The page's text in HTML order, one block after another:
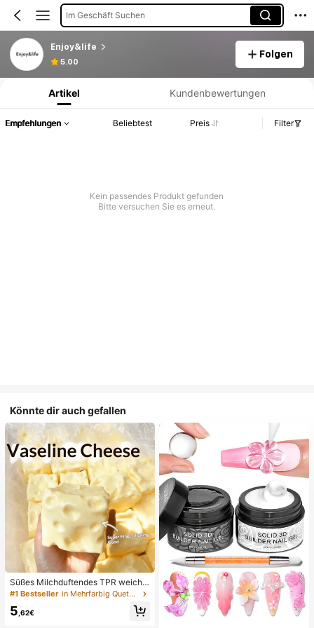
Im Geschäft Suchen
Enjoy&life
5.00
Folgen
Produktinformation: Preisangabe, Verkaufs- und Lagerbestandsdetails.
Artikel Kundenbewertungen
Empfehlungen Beliebtest Preis Filter
Kein passendes Produkt gefunden
Bitte versuchen Sie es erneut.
Könnte dir auch gefallen
Süßes Milchduftendes TPR weiche
s quetschbares Dumpling-förmiges
Stressabbau-Spielzeug, 5cm niedli
ches lustiges Quetsch-Stressabbau
#1 Bestseller in Mehrfarbig Quetschspielzeug für Teenager
5 ,62€